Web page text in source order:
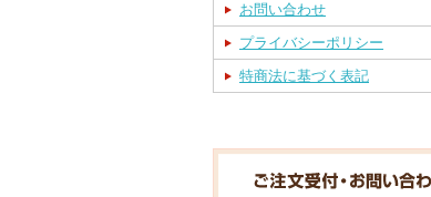
お問い合わせ
プライバシーポリシー
特商法に基づく表記